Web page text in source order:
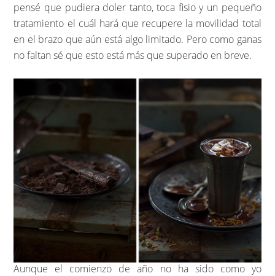
pensé que pudiera doler tanto, toca fisio y un pequeño
tratamiento el cuál hará que recupere la movilidad total
en el brazo que aún está algo limitado. Pero como ganas
no faltan sé que esto está más que superado en breve.
Aunque el comienzo de año no ha sido como yo